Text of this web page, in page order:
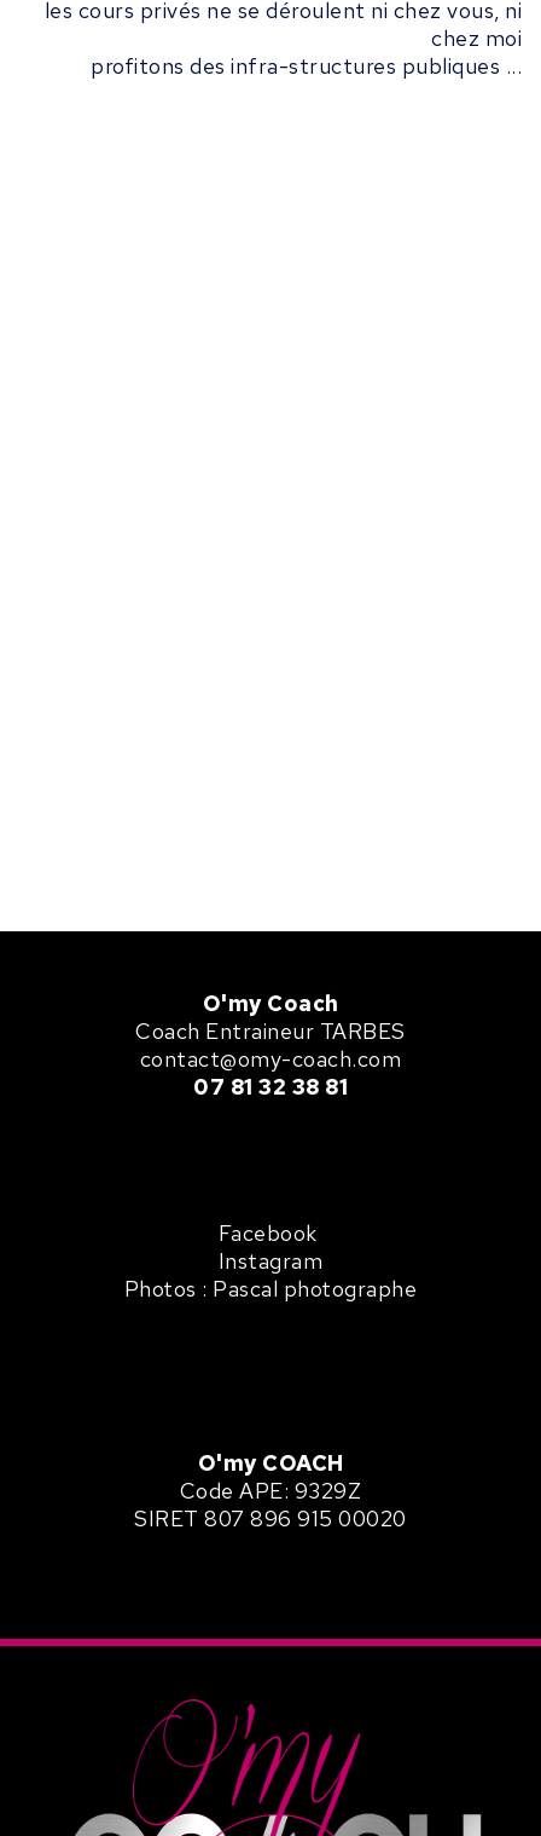
les cours privés ne se déroulent ni chez vous, ni
chez moi
profitons des infra-structures publiques ...
O'my Coach
Coach Entraineur TARBES
contact@omy-coach.com
07 81 32 38 81
Facebook
Instagram
Photos : Pascal photographe
O'my COACH
Code APE: 9329Z
SIRET 807 896 915 00020